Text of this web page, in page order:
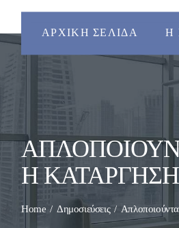
γραμμή εργαλείων
ΑΡΧΙΚΉ ΣΕΛΊΔΑ Η
Η
Home Δημοσιεύσεις